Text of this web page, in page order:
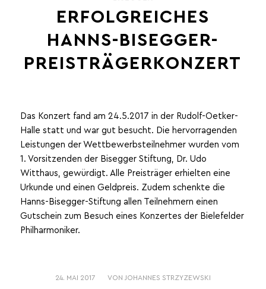
ERFOLGREICHES
HANNS-BISEGGER-
PREISTRÄGERKONZERT
Das Konzert fand am 24.5.2017 in der Rudolf-Oetker-
Halle statt und war gut besucht. Die hervorragenden
Leistungen der Wettbewerbsteilnehmer wurden vom
1. Vorsitzenden der Bisegger Stiftung, Dr. Udo
Witthaus, gewürdigt. Alle Preisträger erhielten eine
Urkunde und einen Geldpreis. Zudem schenkte die
Hanns-Bisegger-Stiftung allen Teilnehmern einen
Gutschein zum Besuch eines Konzertes der Bielefelder
Philharmoniker.
24. MAI 2017
/ VON JOHANNES STRZYZEWSKI